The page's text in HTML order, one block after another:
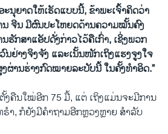
ນຸຍາດໃຫ້ເຮັດແບບນີ້, ຂ້າພະເຈົ້າຄິດວ່າ
ຈີນ ມີຜົນປະໂຫຍດດ້ານຄວາມໝັ້ນຄົງ
ຮັກສາແອັປດັ່ງກ່າວໄວ້ຄືເກົ່າ, ເຊິ່ງພວກ
ນຢ່າງຈິງຈັງ ແລະເນັ້ນໜັກເຖິງແຮງຈູງໃຈ
ຜ່ານຮ່າງກົດໝາຍລະບັບນີ້ ໃນຄັ້ງທໍາອິດ.”
ງຄືນໃໝ່ອີກ 75 ມື້, ແຕ່ ເຖິງແມ່ນຈະມີການ
, ກໍຍັງມີຄໍາຖາມອີກຫຼວງຫຼາຍ ສໍາລັບ